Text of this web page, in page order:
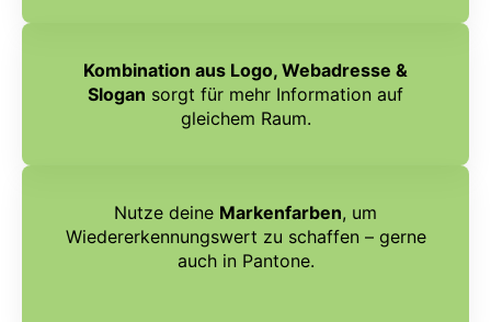
Kombination aus Logo, Webadresse &
Slogan sorgt für mehr Information auf
gleichem Raum.
Nutze deine Markenfarben, um
Wiedererkennungswert zu schaffen – gerne
auch in Pantone.